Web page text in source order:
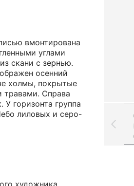
вмонтирована
углами
скани с зернью.
осенний
холмы, покрытые
травами. Справа
У горизонта группа
лиловых и серо-
художника